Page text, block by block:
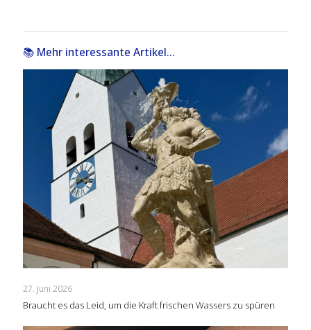
📚 Mehr interessante Artikel...
27. Juni 2026
Braucht es das Leid, um die Kraft frischen Wassers zu spüren